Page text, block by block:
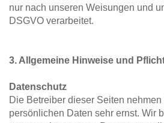
nur nach unseren Weisungen und
DSGVO verarbeitet.
3. Allgemeine Hinweise und
Datenschutz
Die Betreiber dieser Seiten
persönlichen Daten sehr ernst. Wir